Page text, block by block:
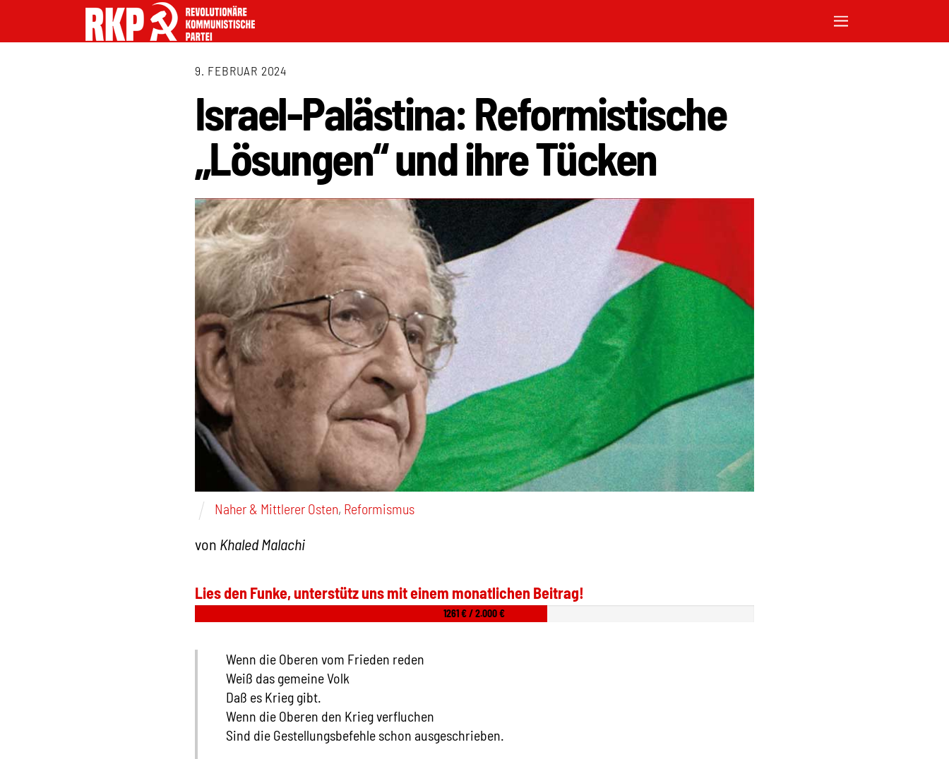
9. FEBRUAR 2024
Israel-Palästina: Reformistische
„Lösungen“ und ihre Tücken
Naher & Mittlerer Osten, Reformismus
von Khaled Malachi
Lies den Funke, unterstütz uns mit einem monatlichen Beitrag!
1261 € / 2.000 €
Wenn die Oberen vom Frieden reden
Weiß das gemeine Volk
Daß es Krieg gibt.
Wenn die Oberen den Krieg verfluchen
Sind die Gestellungsbefehle schon ausgeschrieben.